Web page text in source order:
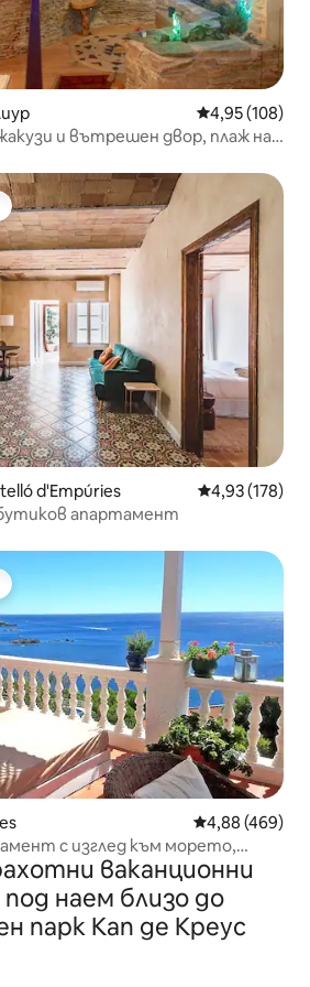
Средна
4,95 (108)
и вътрешен двор, плаж на
d'Empúries Средна
4,93 (178)
апартамент
Средна
4,88 (469)
с изглед към морето,
ваканционни
наем близо до
парк Кап де Креус